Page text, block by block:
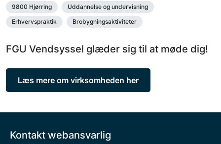
9800 Hjørring
Uddannelse og undervisning
Erhvervspraktik
Brobygningsaktiviteter
FGU Vendsyssel glæder sig til at møde dig!
Læs mere om virksomheden her
Kontakt webansvarlig